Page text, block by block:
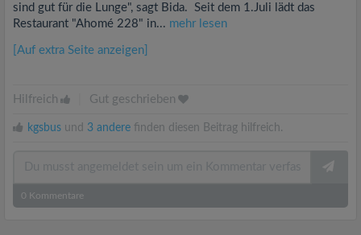
sind gut für die Lunge", sagt Bida. Seit dem 1.Juli lädt das
Restaurant "Ahomé 228" in... mehr lesen
[Auf extra Seite anzeigen]
Hilfreich Gut geschrieben
kgsbus und 3 andere finden diesen Beitrag hilfreich.
0 Kommentare